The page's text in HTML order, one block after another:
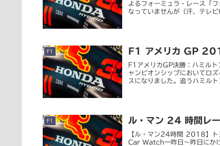
よるフォーミュラ・レース「
なっていませんが（汗、テレ
F1 F1 アメリカ GP
F1アメリカGP決勝：ハミル
ャンピオンシップにおいてロ
スになりました。追うハミル
F1 ル・マン 24 時間レ
【ル・マン24時間 2018】ト
Car Watch一昨日～昨日にか